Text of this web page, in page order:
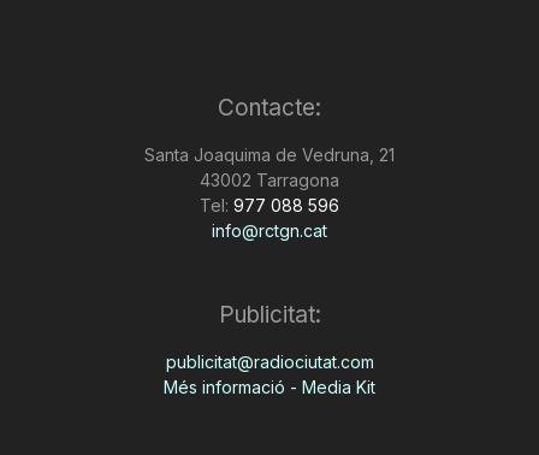
Contacte:
Santa Joaquima de Vedruna, 21
43002 Tarragona
Tel: 977 088 596
info@rctgn.cat
Publicitat:
publicitat@radiociutat.com
Més informació - Media Kit